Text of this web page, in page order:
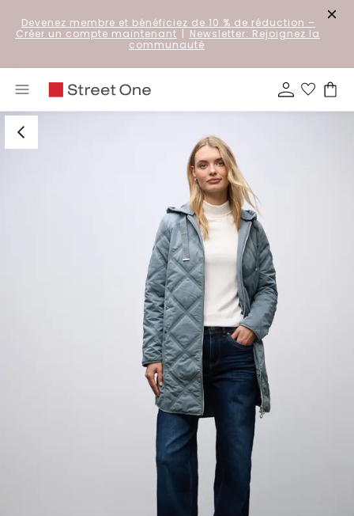
Devenez membre et bénéficiez de 10 % de réduction –
Créer un compte maintenant | Newsletter: Rejoignez la
communauté